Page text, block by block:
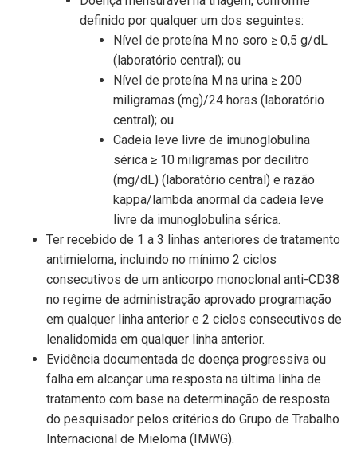
definido por qualquer um dos seguintes:
Nível de proteína M no soro ≥ 0,5 g/dL
(laboratório central); ou
Nível de proteína M na urina ≥ 200
miligramas (mg)/24 horas (laboratório
central); ou
Cadeia leve livre de imunoglobulina
sérica ≥ 10 miligramas por decilitro
(mg/dL) (laboratório central) e razão
kappa/lambda anormal da cadeia leve
livre da imunoglobulina sérica.
Ter recebido de 1 a 3 linhas anteriores de tratamento
antimieloma, incluindo no mínimo 2 ciclos
consecutivos de um anticorpo monoclonal anti-CD38
no regime de administração aprovado programação
em qualquer linha anterior e 2 ciclos consecutivos de
lenalidomida em qualquer linha anterior.
Evidência documentada de doença progressiva ou
falha em alcançar uma resposta na última linha de
tratamento com base na determinação de resposta
do pesquisador pelos critérios do Grupo de Trabalho
Internacional de Mieloma (IMWG).